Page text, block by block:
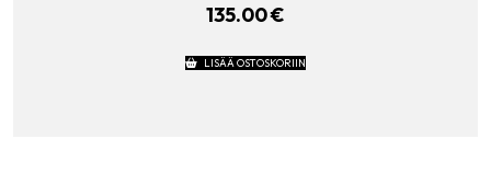
135.00€
LISÄÄ OSTOSKORIIN